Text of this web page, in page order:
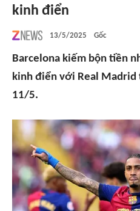
kinh điển
13/5/2025 Gốc
Barcelona kiếm bộn tiền
kinh điển với Real Madrid
11/5.